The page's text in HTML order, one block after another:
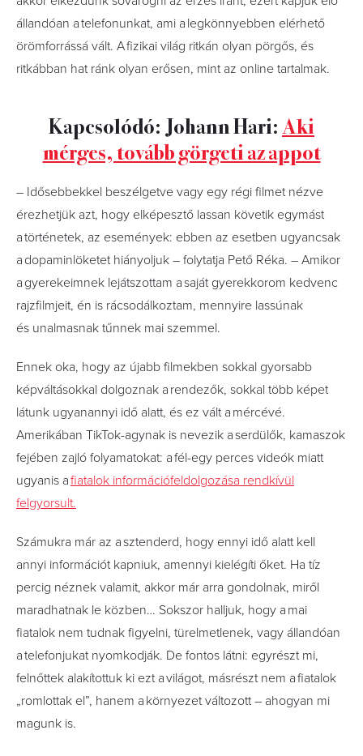
állandóan a telefonunkat, ami a legkönnyebben elérhető
örömforrássá vált. A fizikai világ ritkán olyan pörgős, és
ritkábban hat ránk olyan erősen, mint az online tartalmak.
Kapcsolódó: Johann Hari:Aki
mérges, tovább görgeti az appot
– Idősebbekkel beszélgetve vagy egy régi filmet nézve
érezhetjük azt, hogy elképesztő lassan követik egymást
a történetek, az események: ebben az esetben ugyancsak
a dopaminlöketet hiányoljuk – folytatja Pető Réka. – Amikor
a gyerekeimnek lejátszottam a saját gyerekkorom kedvenc
rajzfilmjeit, én is rácsodálkoztam, mennyire lassúnak
és unalmasnak tűnnek mai szemmel.
Ennek oka, hogy az újabb filmekben sokkal gyorsabb
képváltásokkal dolgoznak a rendezők, sokkal több képet
látunk ugyanannyi idő alatt, és ez vált a mércévé.
Amerikában TikTok-agynak is nevezik a serdülők, kamaszok
fejében zajló folyamatokat: a fél-egy perces videók miatt
ugyanis afiatalok információfeldolgozása rendkívül
felgyorsult.
Számukra már az a sztenderd, hogy ennyi idő alatt kell
annyi információt kapniuk, amennyi kielégíti őket. Ha tíz
percig néznek valamit, akkor már arra gondolnak, miről
maradhatnak le közben… Sokszor halljuk, hogy a mai
fiatalok nem tudnak figyelni, türelmetlenek, vagy állandóan
a telefonjukat nyomkodják. De fontos látni: egyrészt mi,
felnőttek alakítottuk ki ezt a világot, másrészt nem a fiatalok
„romlottak el”, hanem a környezet változott – ahogyan mi
magunk is.